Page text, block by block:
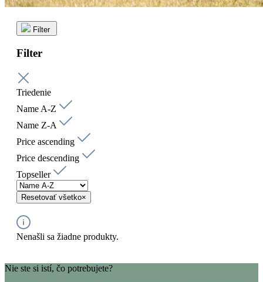
Filter
Filter
Triedenie
Name A-Z
Name Z-A
Price ascending
Price descending
Topseller
Resetovať všetko×
Nenašli sa žiadne produkty.
Nie ste si istí, čo potrebujete?